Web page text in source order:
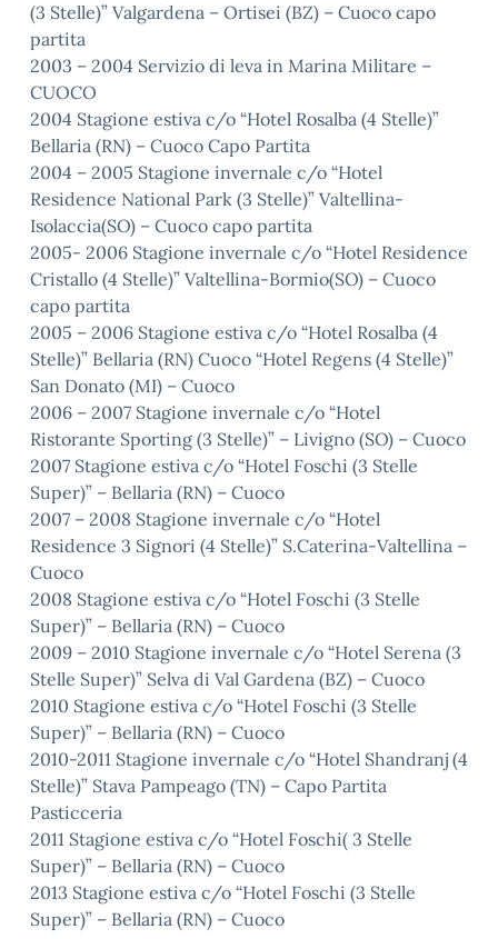
(3 Stelle)” Valgardena – Ortisei (BZ) – Cuoco capo
partita
2003 – 2004 Servizio di leva in Marina Militare –
CUOCO
2004 Stagione estiva c/o “Hotel Rosalba (4 Stelle)”
Bellaria (RN) – Cuoco Capo Partita
2004 – 2005 Stagione invernale c/o “Hotel
Residence National Park (3 Stelle)” Valtellina-
Isolaccia(SO) – Cuoco capo partita
2005- 2006 Stagione invernale c/o “Hotel Residence
Cristallo (4 Stelle)” Valtellina-Bormio(SO) – Cuoco
capo partita
2005 – 2006 Stagione estiva c/o “Hotel Rosalba (4
Stelle)” Bellaria (RN) Cuoco “Hotel Regens (4 Stelle)”
San Donato (MI) – Cuoco
2006 – 2007 Stagione invernale c/o “Hotel
Ristorante Sporting (3 Stelle)” – Livigno (SO) – Cuoco
2007 Stagione estiva c/o “Hotel Foschi (3 Stelle
Super)” – Bellaria (RN) – Cuoco
2007 – 2008 Stagione invernale c/o “Hotel
Residence 3 Signori (4 Stelle)” S.Caterina-Valtellina –
Cuoco
2008 Stagione estiva c/o “Hotel Foschi (3 Stelle
Super)” – Bellaria (RN) – Cuoco
2009 – 2010 Stagione invernale c/o “Hotel Serena (3
Stelle Super)” Selva di Val Gardena (BZ) – Cuoco
2010 Stagione estiva c/o “Hotel Foschi (3 Stelle
Super)” – Bellaria (RN) – Cuoco
2010-2011 Stagione invernale c/o “Hotel Shandranj (4
Stelle)” Stava Pampeago (TN) – Capo Partita
Pasticceria
2011 Stagione estiva c/o “Hotel Foschi( 3 Stelle
Super)” – Bellaria (RN) – Cuoco
2013 Stagione estiva c/o “Hotel Foschi (3 Stelle
Super)” – Bellaria (RN) – Cuoco